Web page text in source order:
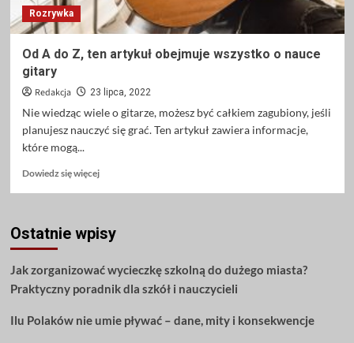
Rozrywka
Od A do Z, ten artykuł obejmuje wszystko o nauce
gitary
Redakcja 23 lipca, 2022
Nie wiedząc wiele o gitarze, możesz być całkiem zagubiony, jeśli
planujesz nauczyć się grać. Ten artykuł zawiera informacje,
które mogą...
Dowiedz się więcejDowiedz
Od
Z,
ten
obejmuje
Ostatnie wpisy
Jak zorganizować wycieczkę szkolną do dużego miasta?
Praktyczny poradnik dla szkół i nauczycieli
Ilu Polaków nie umie pływać – dane, mity i konsekwencje